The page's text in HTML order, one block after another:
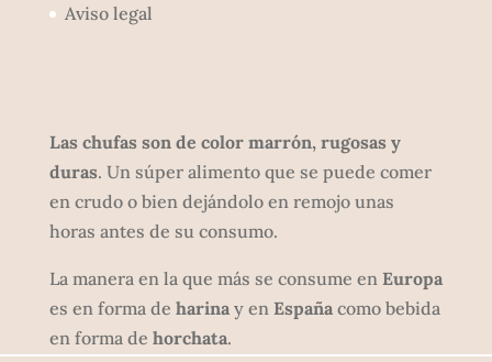
Aviso legal
Las chufas son de color marrón, rugosas y
duras. Un súper alimento que se puede comer
en crudo o bien dejándolo en remojo unas
horas antes de su consumo.
La manera en la que más se consume en Europa
es en forma de harinay en Españacomo bebida
en forma de horchata.